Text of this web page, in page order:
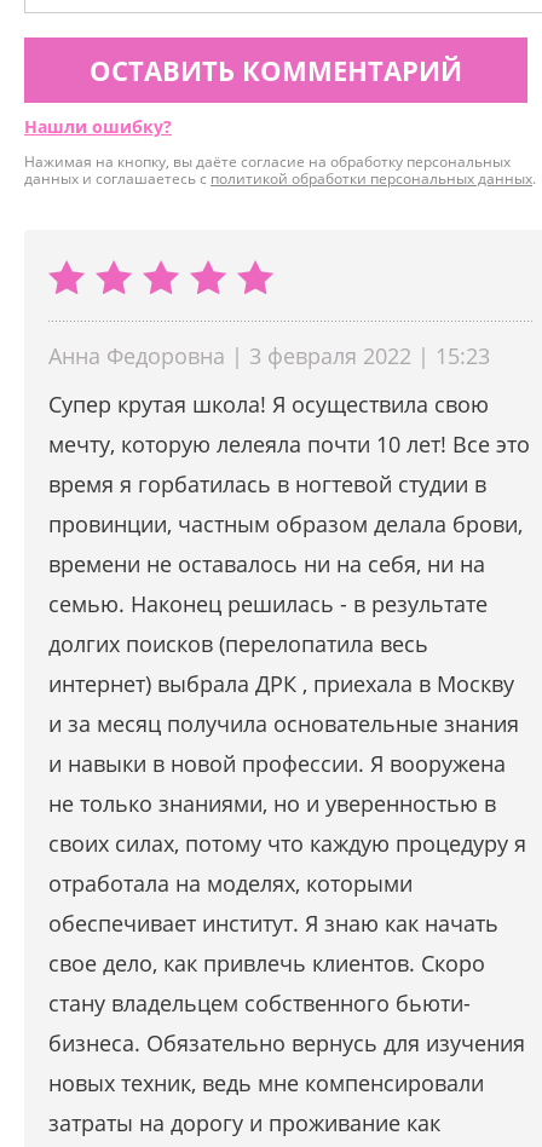
ОСТАВИТЬ КОММЕНТАРИЙ
Нашли ошибку?
Нажимая на кнопку, вы даёте согласие на обработку персональных
данных и соглашаетесь с политикой обработки персональных данных.
Анна Федоровна | 3 февраля 2022 | 15:23
Супер крутая школа! Я осуществила свою
мечту, которую лелеяла почти 10 лет! Все это
время я горбатилась в ногтевой студии в
провинции, частным образом делала брови,
времени не оставалось ни на себя, ни на
семью. Наконец решилась - в результате
долгих поисков (перелопатила весь
интернет) выбрала ДРК , приехала в Москву
и за месяц получила основательные знания
и навыки в новой профессии. Я вооружена
не только знаниями, но и уверенностью в
своих силах, потому что каждую процедуру я
отработала на моделях, которыми
обеспечивает институт. Я знаю как начать
свое дело, как привлечь клиентов. Скоро
стану владельцем собственного бьюти-
бизнеса. Обязательно вернусь для изучения
новых техник, ведь мне компенсировали
затраты на дорогу и проживание как